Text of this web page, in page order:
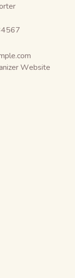
Website